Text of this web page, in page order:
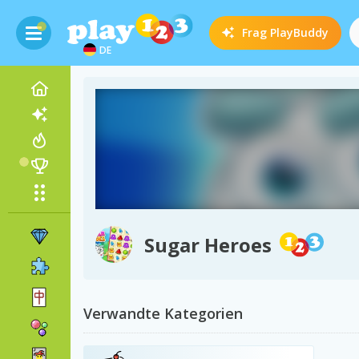
DE
Frag PlayBuddy
Sugar Heroes
Verwandte Kategorien